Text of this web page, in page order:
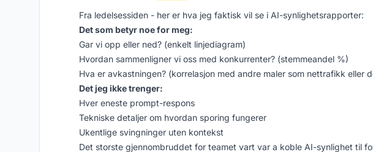
Fra ledelsessiden - her er hva jeg faktisk vil se i AI-synlighetsrapporter:
Det som betyr noe for meg:
Gar vi opp eller ned? (enkelt linjediagram)
Hvordan sammenligner vi oss med konkurrenter? (stemmeandel %)
Hva er avkastningen? (korrelasjon med andre maler som nettrafikk eller
Det jeg ikke trenger:
Hver eneste prompt-respons
Tekniske detaljer om hvordan sporing fungerer
Ukentlige svingninger uten kontekst
Det storste gjennombruddet for teamet vart var a koble AI-synlighet til